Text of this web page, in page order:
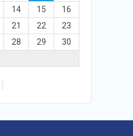
14 15
16
21 22
23
28 29
30